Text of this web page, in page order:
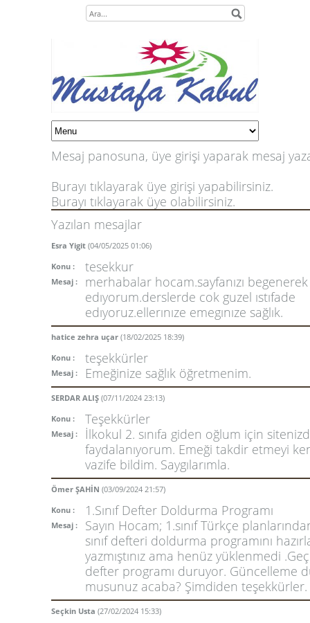
Mesaj panosuna, üye girişi yaparak mesaj
Burayı tıklayarak üye girişi yapabilirsiniz.
Burayı tıklayarak üye olabilirsiniz.
Yazılan mesajlar
Esra Yigit (04/05/2025 01:06)
Konu :
tesekkur
Mesaj :
merhabalar hocam.sayfanızı begenerek
edıyorum.derslerde cok guzel ıstıfade
edıyoruz.ellerınıze emegınıze sağlık.
hatice zehra uçar (18/02/2025 18:39)
Konu :
teşekkürler
Mesaj : Emeğinize sağlık öğretmenim.
SERDAR ALIŞ (07/11/2024 23:13)
Konu :
Teşekkürler
Mesaj :
İlkokul 2. sınıfa giden oğlum için
faydalanıyorum. Emeği takdir etmeyi
vazife bildim. Saygılarımla.
Ömer ŞAHİN (03/09/2024 21:57)
Konu :
1.Sınıf Defter Doldurma Programı
Mesaj :
Sayın Hocam; 1.sınıf Türkçe
sınıf defteri doldurma programını
yazmıştınız ama henüz yüklenmedi
defter programı duruyor. Güncelleme
musunuz acaba? Şimdiden teşekkürler.
Seçkin Usta (27/02/2024 15:33)